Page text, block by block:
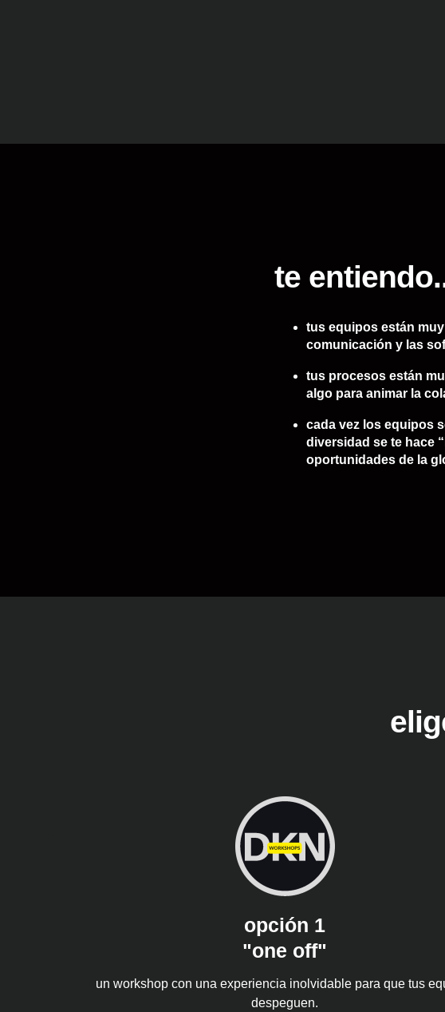
te
tus equipos están
comunicación y las
tus procesos están
algo para animar la
cada vez los equipos
diversidad se te hace
oportunidades de la
opción 1
"one off"
un workshop con una experiencia inolvidable para que tus
despeguen.